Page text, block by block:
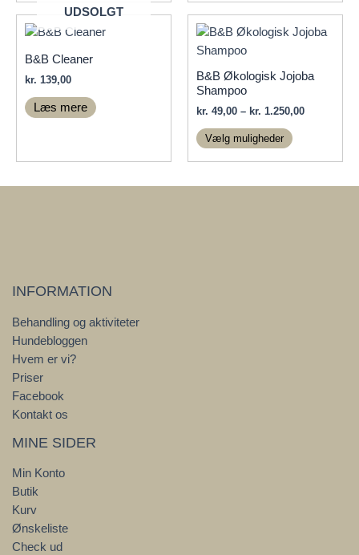
har
varianter.
vælges
på
varesiden
UDSOLGT
B&B Cleaner
kr. 139,00
Læs mere
B&B Økologisk Jojoba
Shampoo
kr. 49,00 – kr. 1.250,00
Vælg muligheder
flere
INFORMATION
Behandling og aktiviteter
Hundebloggen
Hvem er vi?
Priser
Facebook
Kontakt os
MINE SIDER
Min Konto
Butik
Kurv
Ønskeliste
Check ud